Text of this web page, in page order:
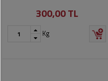
300,00 TL
Kg